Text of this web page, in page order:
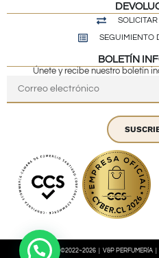
SEGUIMIENTO
BOLETÍN
Únete y recibe nuestro boletín
©2022~2026 | V&P PERFUMERÍA